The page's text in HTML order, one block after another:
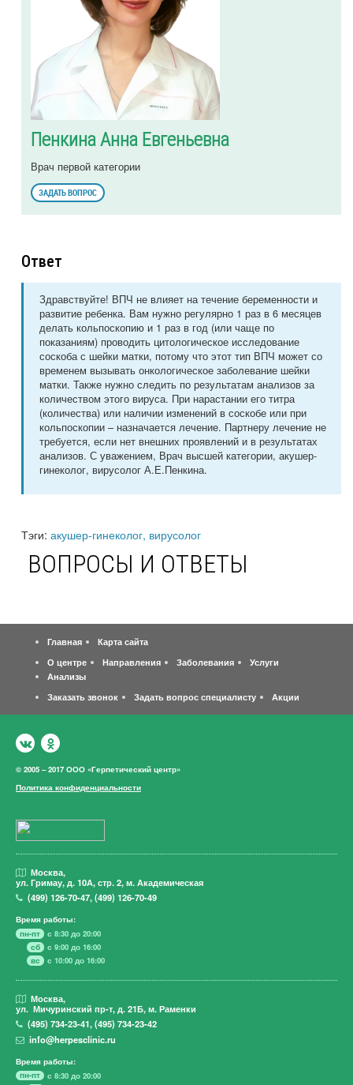
Пенкина Анна Евгеньевна
Врач первой категории
ЗАДАТЬ ВОПРОС
Ответ
Здравствуйте! ВПЧ не влияет на течение беременности и
развитие ребенка. Вам нужно регулярно 1 раз в 6 месяцев
делать кольпоскопию и 1 раз в год (или чаще по
показаниям) проводить цитологическое исследование
соскоба с шейки матки, потому что этот тип ВПЧ может со
временем вызывать онкологическое заболевание шейки
матки. Также нужно следить по результатам анализов за
количеством этого вируса. При нарастании его титра
(количества) или наличии изменений в соскобе или при
кольпоскопии – назначается лечение. Партнеру лечение не
требуется, если нет внешних проявлений и в результатах
анализов. С уважением, Врач высшей категории, акушер-
гинеколог, вирусолог А.Е.Пенкина.
Тэги: акушер-гинеколог, вирусолог
ВОПРОСЫ И ОТВЕТЫ
Главная
Карта сайта
О центре
Направления Заболевания
Услуги
Анализы
Заказать звонок
Задать вопрос специалисту Акции
© 2005 – 2017 ООО «Герпетический центр»
Политика конфиденциальности
Москва,
ул. Гримау, д. 10А, стр. 2, м. Академическая
(499)126-70-47,(499)126-70-49
Время работы:
пн-пт
с 8:30 до 20:00
сб
с 9:00 до 16:00
вс
с 10:00 до 16:00
Москва,
ул. Мичуринский пр-т, д. 21Б, м. Раменки
(495)734-23-41,(495)734-23-42
info@herpesclinic.ru
Время работы:
пн-пт
с 8:30 до 20:00